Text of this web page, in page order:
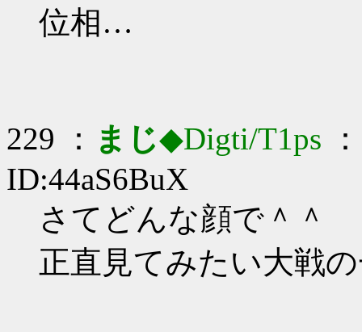
位相…
229 ： まじ◆Digti/T1ps
ID:44aS6BuX
さてどんな顔で＾＾
正直見てみたい大戦